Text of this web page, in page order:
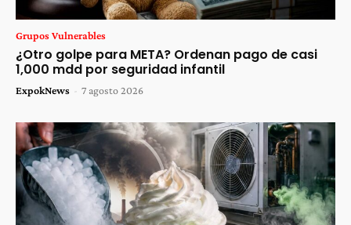
Grupos Vulnerables
¿Otro golpe para META? Ordenan pago de casi
1,000 mdd por seguridad infantil
ExpokNews - 7 agosto 2026